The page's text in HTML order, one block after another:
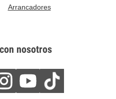
Arrancadores
nosotros